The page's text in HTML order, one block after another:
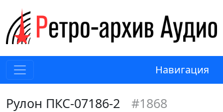
Навигация
Рулон ПКС-07186-2 #1868